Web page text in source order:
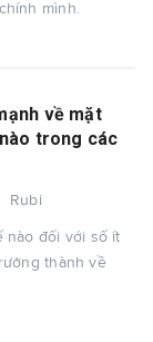
mình.
về mặt
trong các
Rubi
nào đối với số ít
thành về